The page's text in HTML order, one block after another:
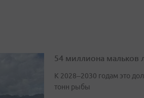
54 миллиона мальков
К 2028–2030 годам это
тонн рыбы